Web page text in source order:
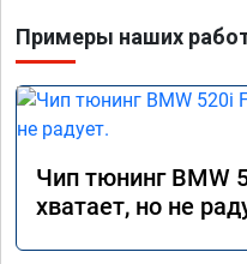
Примеры наших
Чип тюнинг BMW
хватает, но не